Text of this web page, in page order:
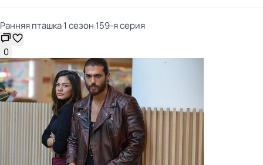
Ранняя пташка 1 сезон 159-я серия
0